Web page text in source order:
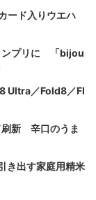
ード入りウエハ
ンプリに 「bijou
Ultra／Fold8／Fl
刷新 辛口のうま
き出す家庭用精米